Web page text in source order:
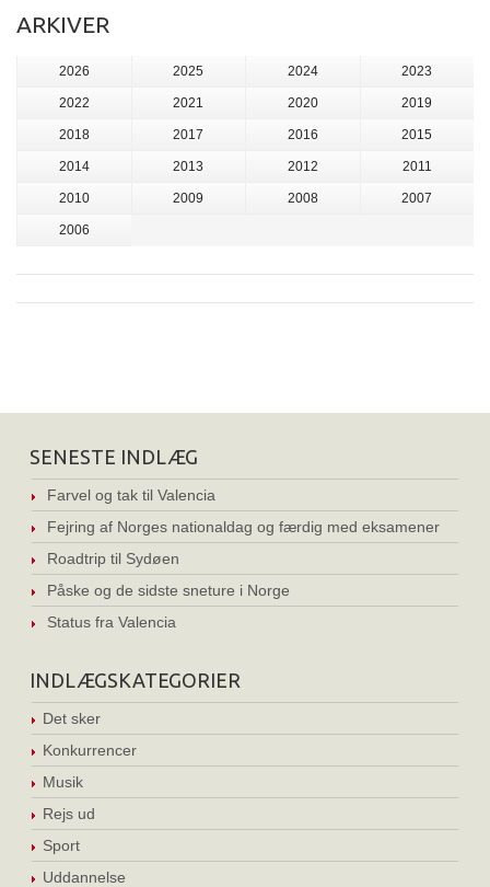
ARKIVER
2026 2025 2024 2023
2022 2021 2020 2019
2018 2017 2016 2015
2014 2013 2012 2011
2010 2009 2008 2007
2006
SENESTE INDLÆG
Farvel og tak til Valencia
Fejring af Norges nationaldag og færdig med eksamener
Roadtrip til Sydøen
Påske og de sidste sneture i Norge
Status fra Valencia
INDLÆGSKATEGORIER
Det sker
Konkurrencer
Musik
Rejs ud
Sport
Uddannelse